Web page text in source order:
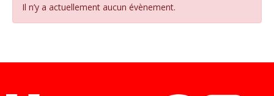
Il n’y a actuellement aucun évènement.